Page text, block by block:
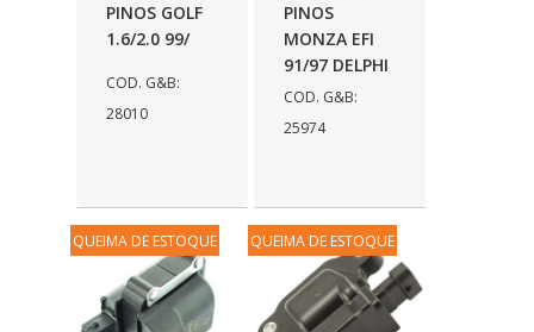
PINOS GOLF
1.6/2.0 99/
COD. G&B:
28010
PINOS
MONZA EFI
91/97 DELPHI
COD. G&B:
25974
QUEIMA DE ESTOQUE QUEIMA DE ESTOQUE